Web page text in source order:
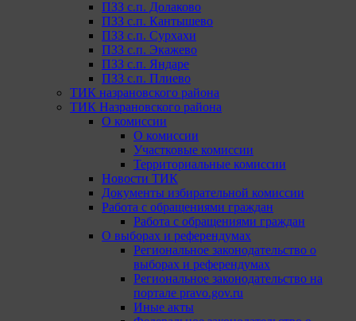
ПЗЗ с.п. Долаково
ПЗЗ с.п. Кантышево
ПЗЗ с.п. Сурхахи
ПЗЗ с.п. Экажево
ПЗЗ с.п. Яндаре
ПЗЗ с.п. Плиево
ТИК назрановского района
ТИК Назрановского района
О комиссии
О комиссии
Участковые комиссии
Территориальные комиссии
Новости ТИК
Документы избирательной комиссии
Работа с обращениями граждан
Работа с обращениями граждан
О выборах и референдумах
Региональное законодательство о
выборах и референдумах
Региональное законодательство на
портале pravo.gov.ru
Иные акты